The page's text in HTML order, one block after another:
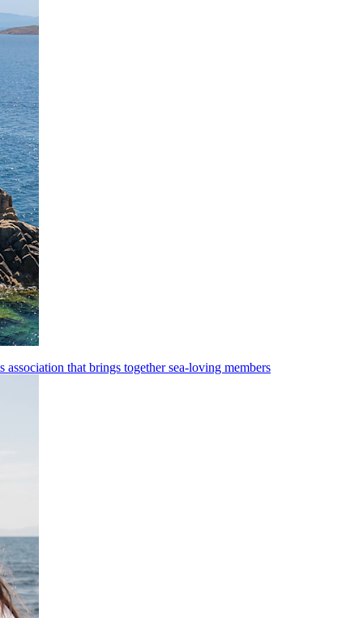
that brings together sea-loving members